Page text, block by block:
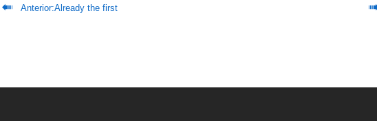
 Anterior:Already the first